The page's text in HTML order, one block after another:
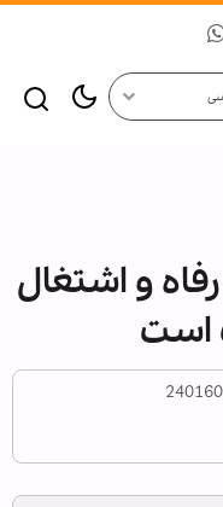
و اشتغال
است